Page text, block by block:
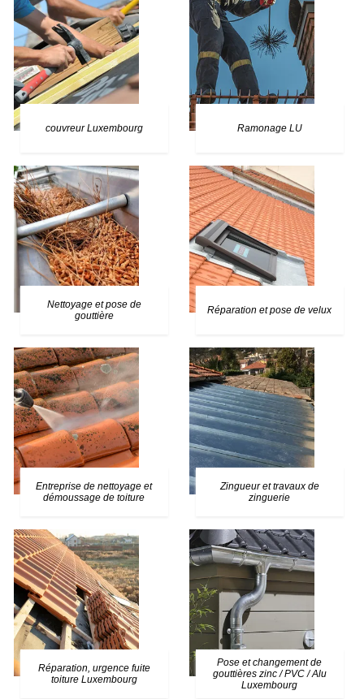
couvreur Luxembourg Ramonage LU
Nettoyage et pose de
gouttière
Réparation et pose de velux
Entreprise de nettoyage et
démoussage de toiture
Zingueur et travaux de
zinguerie
Réparation, urgence fuite
toiture Luxembourg
Pose et changement de
gouttières zinc / PVC / Alu
Luxembourg